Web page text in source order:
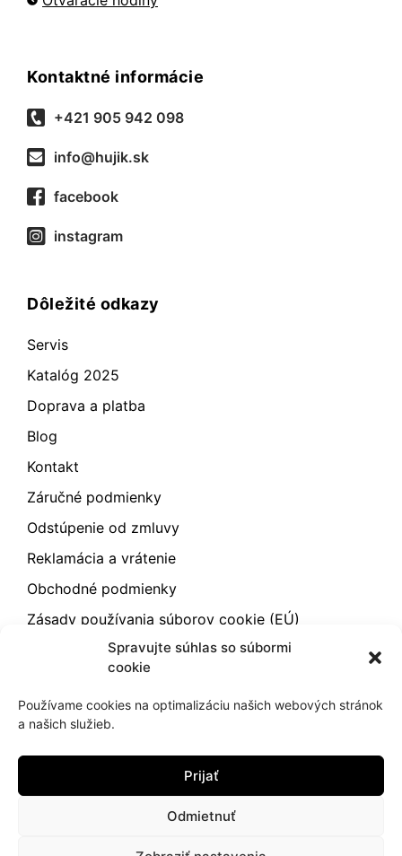
Spravujte súhlas so súbormi
cookie
Používame cookies na optimalizáciu našich webových stránok
a našich služieb.
Prijať
Odmietnuť
Kontaktné informácie
+421 905 942 098
info@hujik.sk
facebook
instagram
Dôležité odkazy
Servis
Katalóg 2025
Doprava a platba
Blog
Kontakt
Záručné podmienky
Odstúpenie od zmluvy
Reklamácia a vrátenie
Obchodné podmienky
Zásady používania súborov cookie (EÚ)
2021
hujik.sk
Ochrana osobných údajov
Cookies